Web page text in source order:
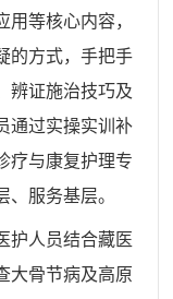
等核心内容，
的方式，手把手
辨证施治技巧及
通过实操实训补
疗与康复护理专
服务基层。
护人员结合藏医
大骨节病及高原